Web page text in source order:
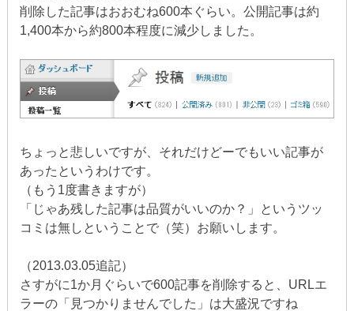
削除した記事はおおむね600本ぐらい。公開記事は約
1,400本から約800本程度に減少しました。
ちょっと悲しいですが、それだけどーでもいい記事が
あったというわけです。
（もう1度書きますが）
「じゃあ残した記事は品質がいいのか？」というツッ
コミは無しということで（笑）お願いします。
（2013.03.05追記）
さすがに1か月ぐらいで600記事を削除すると、URLエ
ラーの「見つかりませんでした」は大盛況ですね